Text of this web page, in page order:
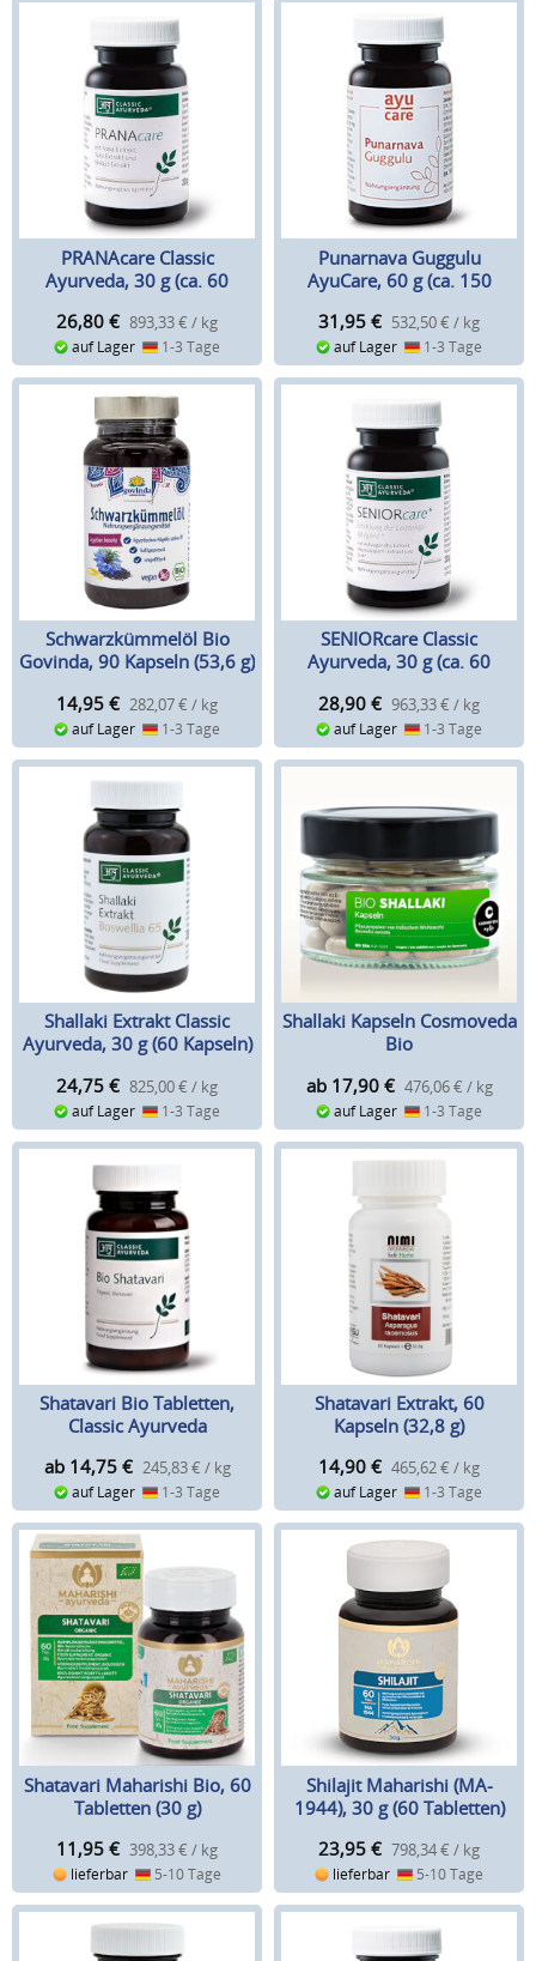
PRANAcare Classic
Ayurveda, 30 g (ca. 60
26,80 € 893,33 € / kg
auf Lager 1-3 Tage
Punarnava Guggulu
AyuCare, 60 g (ca. 150
31,95 € 532,50 € / kg
auf Lager 1-3 Tage
Schwarzkümmelöl Bio
Govinda, 90 Kapseln (53,6 g)
14,95 € 282,07 € / kg
auf Lager 1-3 Tage
SENIORcare Classic
Ayurveda, 30 g (ca. 60
28,90 € 963,33 € / kg
auf Lager 1-3 Tage
Shallaki Extrakt Classic
Ayurveda, 30 g (60 Kapseln)
24,75 € 825,00 € / kg
auf Lager 1-3 Tage
Shallaki Kapseln Cosmoveda
Bio
ab 17,90 € 476,06 € / kg
auf Lager 1-3 Tage
Shatavari Bio Tabletten,
Classic Ayurveda
ab 14,75 € 245,83 € / kg
auf Lager 1-3 Tage
Shatavari Extrakt, 60
Kapseln (32,8 g)
14,90 € 465,62 € / kg
auf Lager 1-3 Tage
Shatavari Maharishi Bio, 60
Tabletten (30 g)
11,95 € 398,33 € / kg
lieferbar 5-10 Tage
Shilajit Maharishi (MA-
1944), 30 g (60 Tabletten)
23,95 € 798,34 € / kg
lieferbar 5-10 Tage